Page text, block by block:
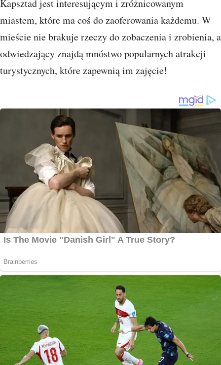
Kapsztad jest interesującym i zróżnicowanym
miastem, które ma coś do zaoferowania każdemu. W
mieście nie brakuje rzeczy do zobaczenia i zrobienia, a
odwiedzający znajdą mnóstwo popularnych atrakcji
turystycznych, które zapewnią im zajęcie!